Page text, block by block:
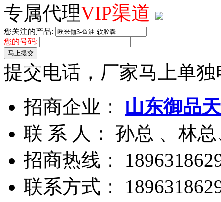
专属代理VIP渠道
您关注的产品:
您的号码:
马上提交
提交电话，厂家马上单
招商企业： 山东御品
联 系 人： 孙总 、林
招商热线：
联系方式：